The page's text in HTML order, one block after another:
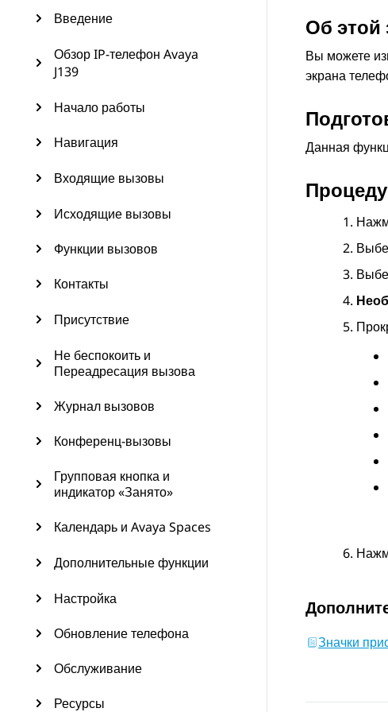
Введение
Обзор IP-телефон Avaya
J139
Начало работы
Навигация
Входящие вызовы
Исходящие вызовы
Функции вызовов
Контакты
Присутствие
Не беспокоить и
Переадресация вызова
Журнал вызовов
Конференц-вызовы
Групповая кнопка и
индикатор «Занято»
Календарь и Avaya Spaces
Дополнительные функции
Настройка
Обновление телефона
Обслуживание
Ресурсы
Об этой
Вы можете
экрана
Данная
Значки